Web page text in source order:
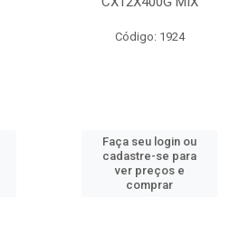
Código: 1924
Faça seu login ou
cadastre-se para
ver preços e
comprar